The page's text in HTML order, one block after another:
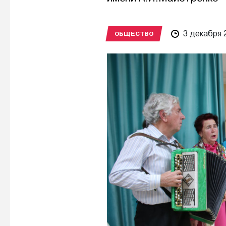
ОБЩЕСТВО 3 декабря